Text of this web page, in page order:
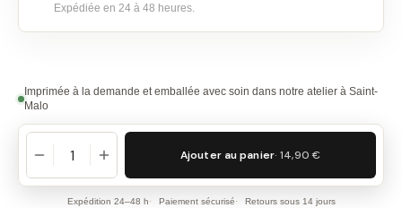
Expédiée en 24 à 48 heures.
Imprimée à la demande et emballée avec soin dans notre atelier à Saint-
Malo
Ajouter au panier· 14,90 €
Expédition 24–48 h Paiement sécurisé Retours sous 14 jours